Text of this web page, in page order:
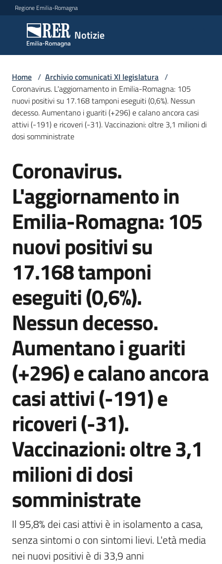
Vai al contenuto
Vai alla navigazione
Vai al footer
Regione Emilia-Romagna
Notizie
Notizie
Comunicati
stampa
Cerca
un
comunicato
Risorse
Agenzia
di
informazione
e
comunicazione
Seguici
su
Home / Archivio comunicati XI legislatura /
Coronavirus. L'aggiornamento in Emilia-Romagna: 105
nuovi positivi su 17.168 tamponi eseguiti (0,6%). Nessun
decesso. Aumentano i guariti (+296) e calano ancora casi
attivi (-191) e ricoveri (-31). Vaccinazioni: oltre 3,1 milioni di
dosi somministrate
Salta al contenuto
Coronavirus.
L'aggiornamento in
Emilia-Romagna: 105
nuovi positivi su
17.168 tamponi
eseguiti (0,6%).
Nessun decesso.
Aumentano i guariti
(+296) e calano ancora
casi attivi (-191) e
ricoveri (-31).
Vaccinazioni: oltre 3,1
milioni di dosi
somministrate
Il 95,8% dei casi attivi è in isolamento a casa,
senza sintomi o con sintomi lievi. L'età media
nei nuovi positivi è di 33,9 anni